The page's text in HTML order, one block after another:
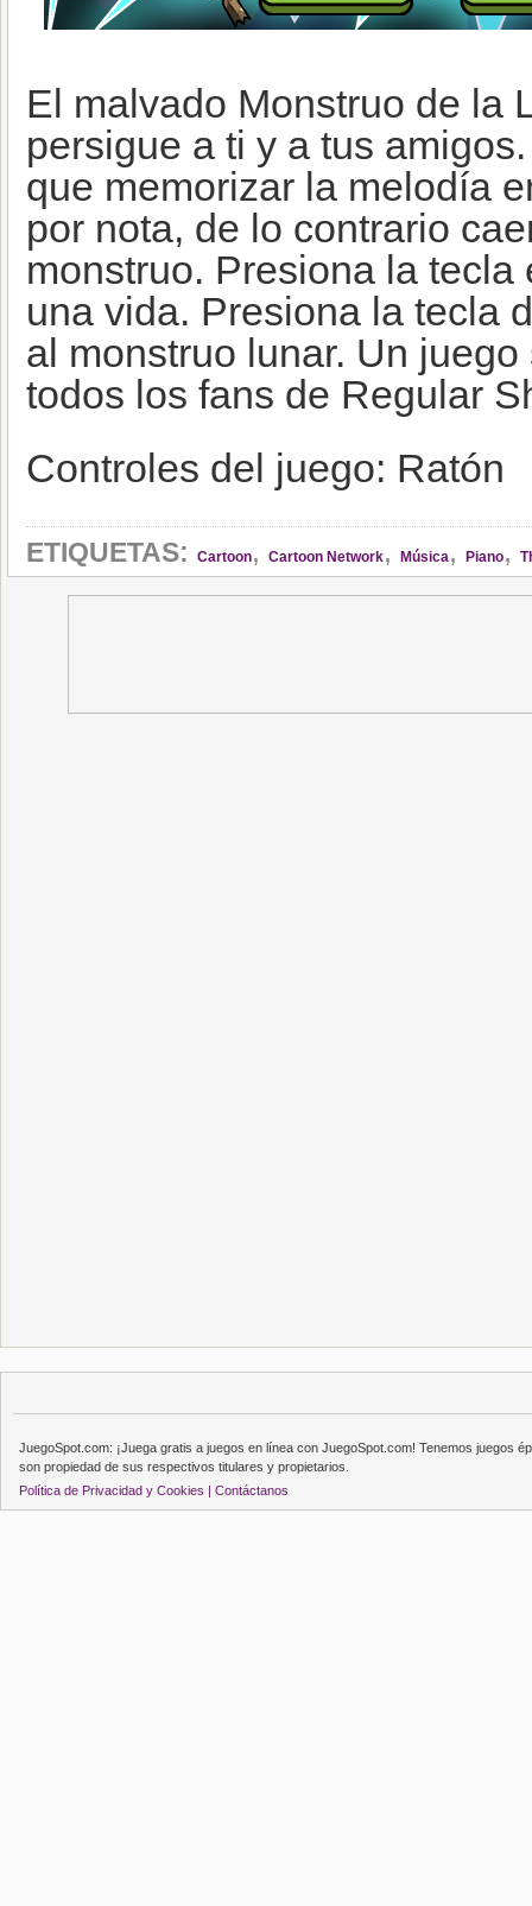
El malvado Monstruo de la
persigue a ti y a tus
que memorizar la melodía
por nota, de lo contrario
monstruo. Presiona la
una vida. Presiona la tecla
al monstruo lunar. Un
todos los fans de Regular
Controles del juego: Ratón
ETIQUETAS: Cartoon, Cartoon Network, Música, Piano,
JuegoSpot.com: ¡Juega gratis a juegos en línea con JuegoSpot.com! Tenemos juegos
son propiedad de sus respectivos titulares y propietarios.
Política de Privacidad y Cookies | Contáctanos